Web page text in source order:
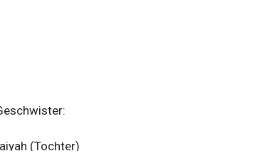
(Tochter)